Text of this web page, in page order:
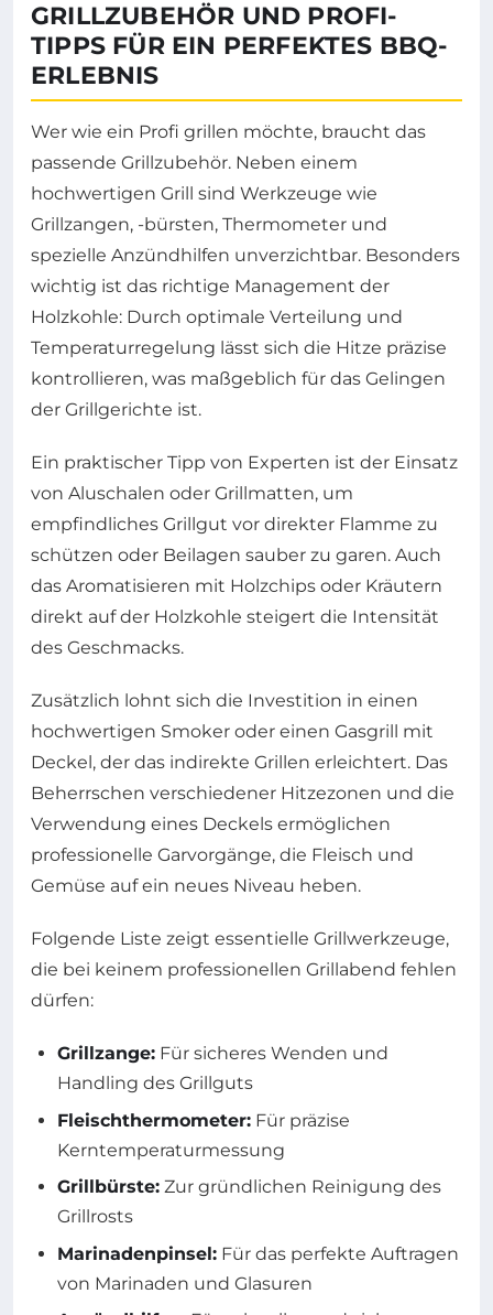
GRILLZUBEHÖR UND PROFI-
TIPPS FÜR EIN PERFEKTES BBQ-
ERLEBNIS
Wer wie ein Profi grillen möchte, braucht das
passende Grillzubehör. Neben einem
hochwertigen Grill sind Werkzeuge wie
Grillzangen, -bürsten, Thermometer und
spezielle Anzündhilfen unverzichtbar. Besonders
wichtig ist das richtige Management der
Holzkohle: Durch optimale Verteilung und
Temperaturregelung lässt sich die Hitze präzise
kontrollieren, was maßgeblich für das Gelingen
der Grillgerichte ist.
Ein praktischer Tipp von Experten ist der Einsatz
von Aluschalen oder Grillmatten, um
empfindliches Grillgut vor direkter Flamme zu
schützen oder Beilagen sauber zu garen. Auch
das Aromatisieren mit Holzchips oder Kräutern
direkt auf der Holzkohle steigert die Intensität
des Geschmacks.
Zusätzlich lohnt sich die Investition in einen
hochwertigen Smoker oder einen Gasgrill mit
Deckel, der das indirekte Grillen erleichtert. Das
Beherrschen verschiedener Hitzezonen und die
Verwendung eines Deckels ermöglichen
professionelle Garvorgänge, die Fleisch und
Gemüse auf ein neues Niveau heben.
Folgende Liste zeigt essentielle Grillwerkzeuge,
die bei keinem professionellen Grillabend fehlen
dürfen:
Grillzange: Für sicheres Wenden und
Handling des Grillguts
Fleischthermometer: Für präzise
Kerntemperaturmessung
Grillbürste: Zur gründlichen Reinigung des
Grillrosts
Marinadenpinsel: Für das perfekte Auftragen
von Marinaden und Glasuren